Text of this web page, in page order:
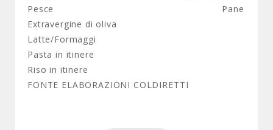
Pesce Pane
Extravergine di oliva
Latte/Formaggi
Pasta in itinere
Riso in itinere
FONTE ELABORAZIONI COLDIRETTI